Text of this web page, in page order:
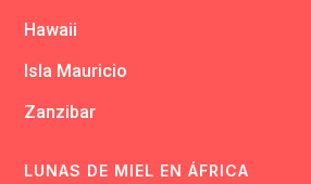
Hawaii
Isla Mauricio
Zanzibar
LUNAS DE MIEL EN ÁFRICA